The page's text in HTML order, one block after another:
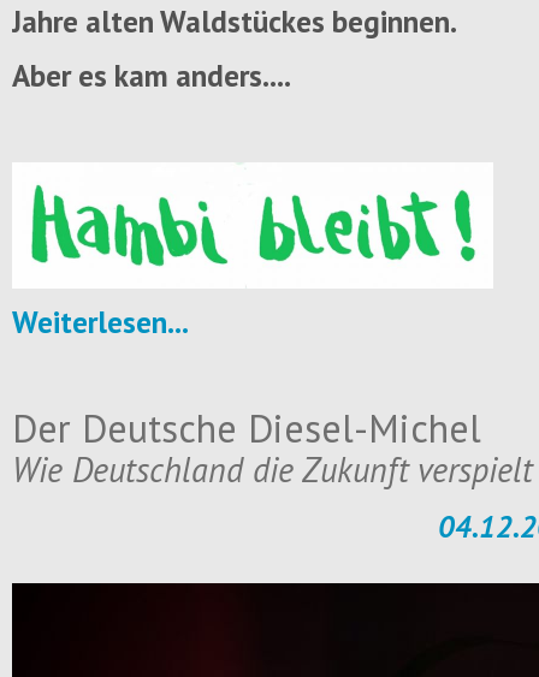
Jahre alten Waldstückes beginnen.
Aber es kam anders....
Weiterlesen...
Der Deutsche Diesel-Michel
Wie Deutschland die Zukunft verspielt